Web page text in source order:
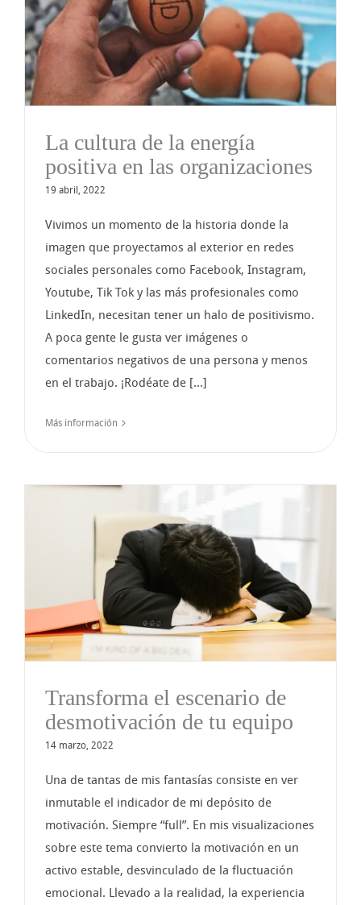
La cultura de la energía
positiva en las organizaciones
19 abril, 2022
Vivimos un momento de la historia donde la
imagen que proyectamos al exterior en redes
sociales personales como Facebook, Instagram,
Youtube, Tik Tok y las más profesionales como
LinkedIn, necesitan tener un halo de positivismo.
A poca gente le gusta ver imágenes o
comentarios negativos de una persona y menos
en el trabajo. ¡Rodéate de [...]
Más información
Transforma el escenario de
desmotivación de tu equipo
14 marzo, 2022
Una de tantas de mis fantasías consiste en ver
inmutable el indicador de mi depósito de
motivación. Siempre “full”. En mis visualizaciones
sobre este tema convierto la motivación en un
activo estable, desvinculado de la fluctuación
emocional. Llevado a la realidad, la experiencia